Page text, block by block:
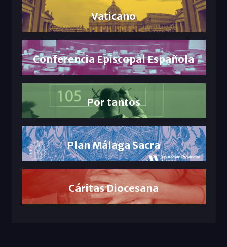
Vaticano
Conferencia Episcopal Española
Por tantos
Plan Málaga Sacra
Cáritas Diocesana